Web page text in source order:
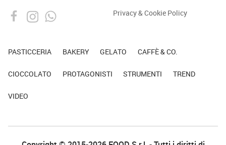
Privacy & Cookie Policy
PASTICCERIA BAKERY GELATO CAFFÈ & CO.
CIOCCOLATO PROTAGONISTI STRUMENTI TREND
VIDEO